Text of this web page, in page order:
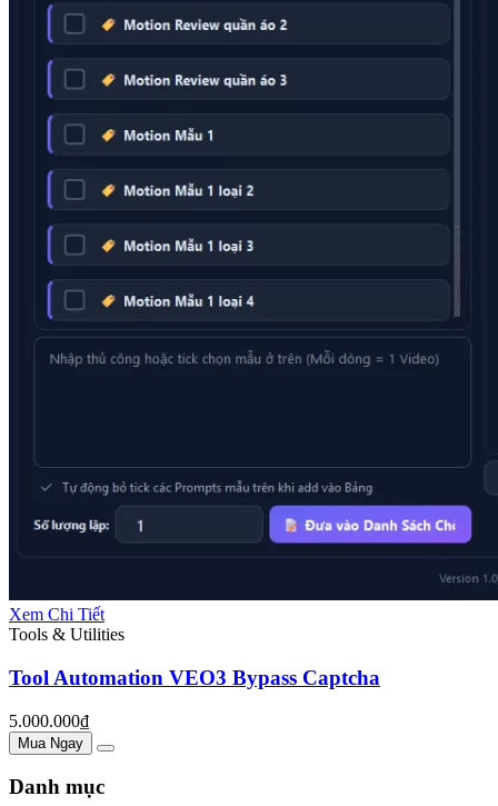
Xem Chi Tiết
Tools & Utilities
Tool Automation VEO3 Bypass Captcha
5.000.000₫
Mua Ngay
Danh mục